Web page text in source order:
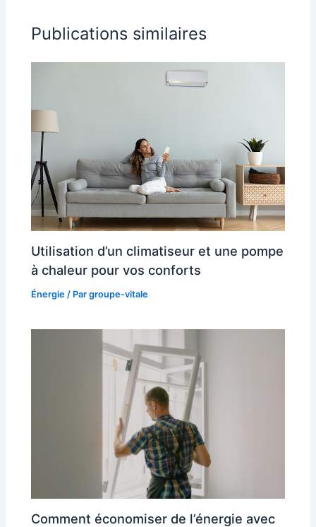
Publications similaires
Utilisation d’un climatiseur et une pompe
à chaleur pour vos conforts
Énergie / Pargroupe-vitale
Comment économiser de l’énergie avec